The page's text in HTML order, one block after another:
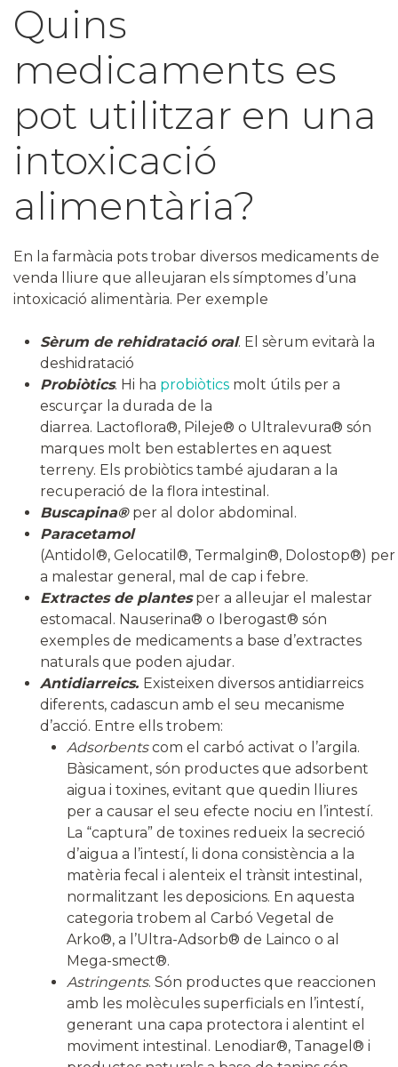
Quins
medicaments es
pot utilitzar en una
intoxicació
alimentària?
En la farmàcia pots trobar diversos medicaments de
venda lliure que alleujaran els símptomes d’una
intoxicació alimentària. Per exemple
Sèrum de rehidratació oral. El sèrum evitarà la
deshidratació
Probiòtics. Hi ha probiòtics molt útils per a
escurçar la durada de la
diarrea. Lactoflora®, Pileje® o Ultralevura® són
marques molt ben establertes en aquest
terreny. Els probiòtics també ajudaran a la
recuperació de la flora intestinal.
Buscapina®per al dolor abdominal.
Paracetamol
(Antidol®, Gelocatil®, Termalgin®, Dolostop®) per
a malestar general, mal de cap i febre.
Extractes de plantesper a alleujar el malestar
estomacal. Nauserina® o Iberogast® són
exemples de medicaments a base d’extractes
naturals que poden ajudar.
Antidiarreics. Existeixen diversos antidiarreics
diferents, cadascun amb el seu mecanisme
d’acció. Entre ells trobem:
Adsorbentscom el carbó activat o l’argila.
Bàsicament, són productes que adsorbent
aigua i toxines, evitant que quedin lliures
per a causar el seu efecte nociu en l’intestí.
La “captura” de toxines redueix la secreció
d’aigua a l’intestí, li dona consistència a la
matèria fecal i alenteix el trànsit intestinal,
normalitzant les deposicions. En aquesta
categoria trobem al Carbó Vegetal de
Arko®, a l’Ultra-Adsorb® de Lainco o al
Mega-smect®.
Astringents. Són productes que reaccionen
amb les molècules superficials en l’intestí,
generant una capa protectora i alentint el
moviment intestinal. Lenodiar®, Tanagel® i